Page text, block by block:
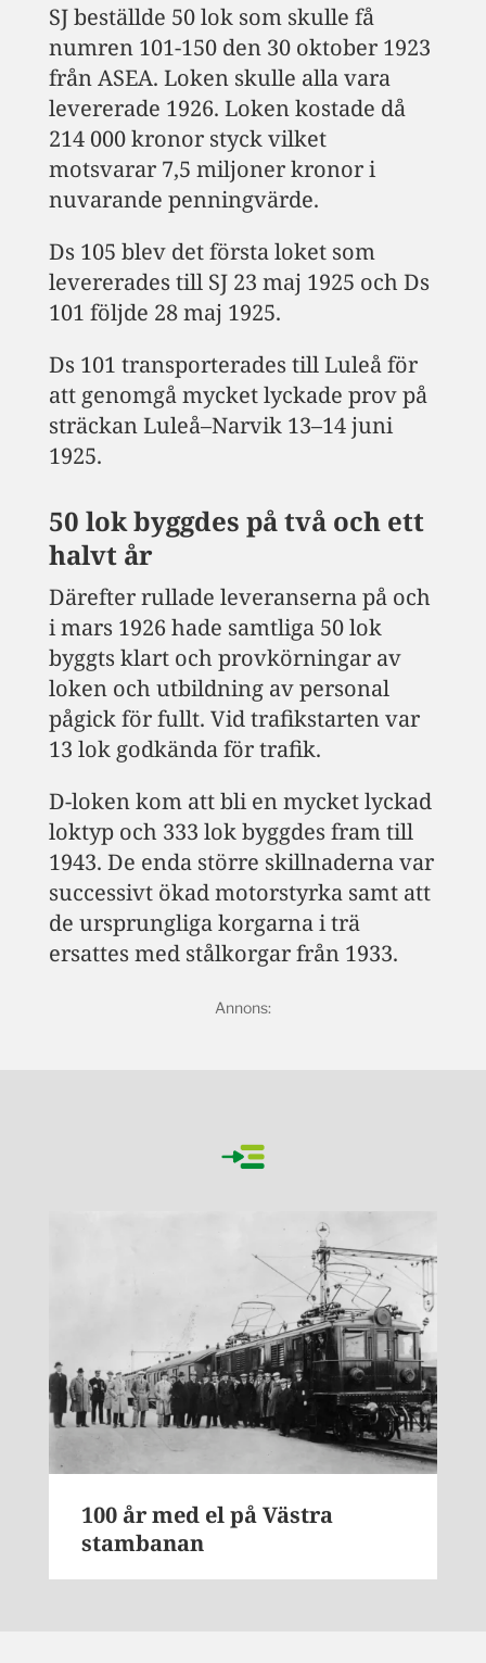
SJ beställde 50 lok som skulle få
numren 101-150 den 30 oktober 1923
från ASEA. Loken skulle alla vara
levererade 1926. Loken kostade då
214 000 kronor styck vilket
motsvarar 7,5 miljoner kronor i
nuvarande penningvärde.
Ds 105 blev det första loket som
levererades till SJ 23 maj 1925 och Ds
101 följde 28 maj 1925.
Ds 101 transporterades till Luleå för
att genomgå mycket lyckade prov på
sträckan Luleå–Narvik 13–14 juni
1925.
50 lok byggdes på två och ett
halvt år
Därefter rullade leveranserna på och
i mars 1926 hade samtliga 50 lok
byggts klart och provkörningar av
loken och utbildning av personal
pågick för fullt. Vid trafikstarten var
13 lok godkända för trafik.
D-loken kom att bli en mycket lyckad
loktyp och 333 lok byggdes fram till
1943. De enda större skillnaderna var
successivt ökad motorstyrka samt att
de ursprungliga korgarna i trä
ersattes med stålkorgar från 1933.
100 år med el på Västra
stambanan